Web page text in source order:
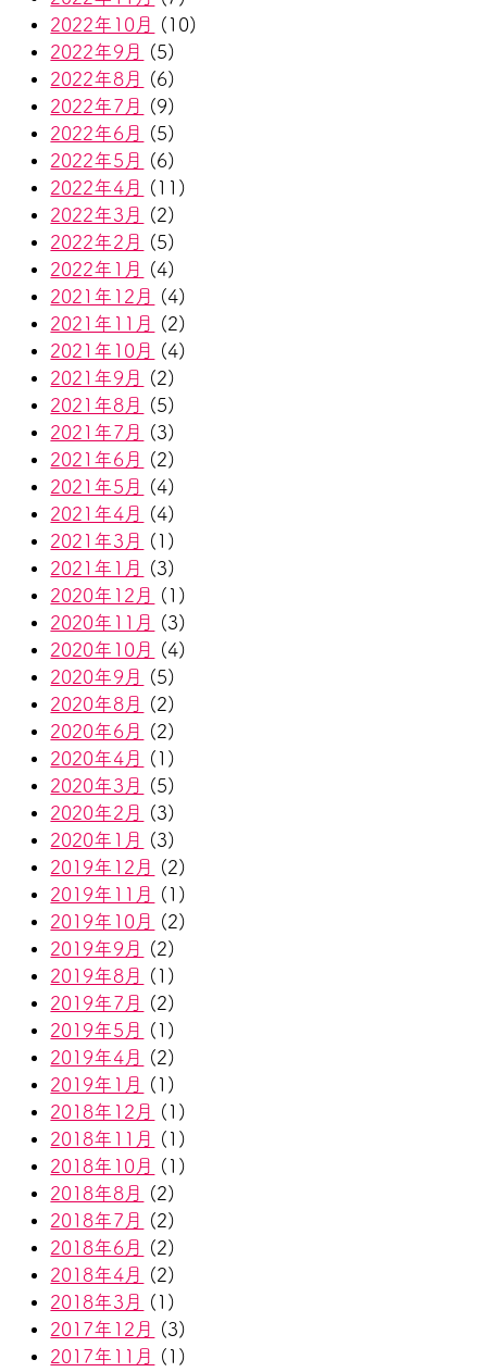
2022年10月
(10)
2022年9月
(5)
2022年8月
(6)
2022年7月
(9)
2022年6月
(5)
2022年5月
(6)
2022年4月
(11)
2022年3月
(2)
2022年2月
(5)
2022年1月
(4)
2021年12月
(4)
2021年11月
(2)
2021年10月
(4)
2021年9月
(2)
2021年8月
(5)
2021年7月
(3)
2021年6月
(2)
2021年5月
(4)
2021年4月
(4)
2021年3月
(1)
2021年1月
(3)
2020年12月
(1)
2020年11月
(3)
2020年10月
(4)
2020年9月
(5)
2020年8月
(2)
2020年6月
(2)
2020年4月
(1)
2020年3月
(5)
2020年2月
(3)
2020年1月
(3)
2019年12月
(2)
2019年11月
(1)
2019年10月
(2)
2019年9月
(2)
2019年8月
(1)
2019年7月
(2)
2019年5月
(1)
2019年4月
(2)
2019年1月
(1)
2018年12月
(1)
2018年11月
(1)
2018年10月
(1)
2018年8月
(2)
2018年7月
(2)
2018年6月
(2)
2018年4月
(2)
2018年3月
(1)
2017年12月
(3)
2017年11月
(1)